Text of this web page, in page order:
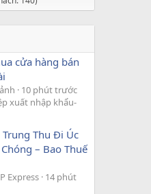
cửa hàng bán
10 phút trước
xuất nhập khẩu-
Thu Đi Úc
– Bao Thuế
Express 14 phút